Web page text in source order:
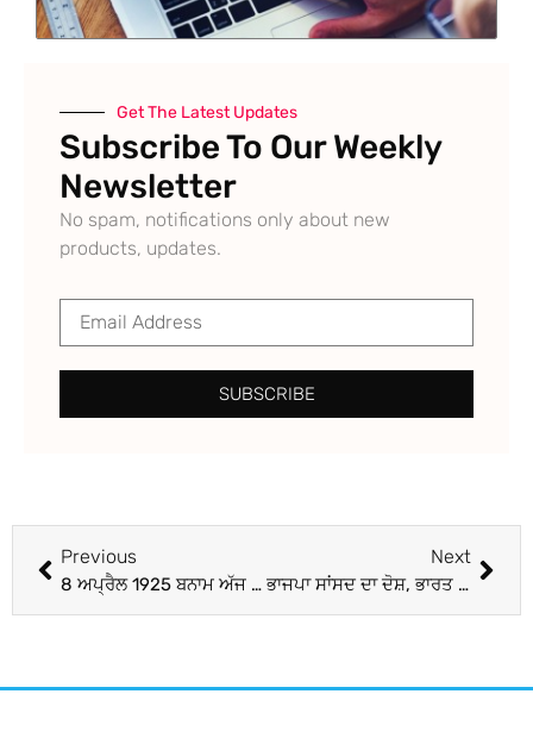
Get The Latest Updates
Subscribe To Our Weekly
Newsletter
No spam, notifications only about new
products, updates.
SUBSCRIBE
Previous
8 ਅਪ੍ਰੈਲ 1925 ਬਨਾਮ ਅੱਜ ਦਾ ਦਿਨ…
Next
ਭਾਜਪਾ ਸਾਂਸਦ ਦਾ ਦੋਸ਼, ਭਾਰਤ ਬੰਦ ਤੋਂ ਬਾਅਦ ਦਲਿਤਾਂ ‘ਤੇ ਹੋ ਰਹੇ ਹਨ ਅੱਤਿਆਚਾਰ